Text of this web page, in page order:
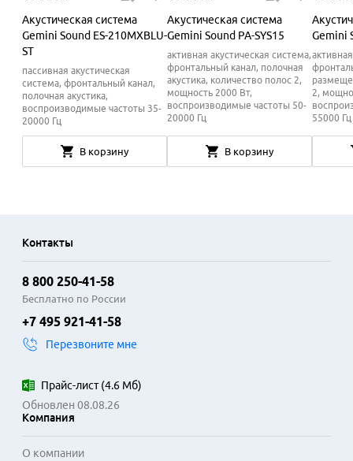
Акустическая система
Gemini Sound ES-210MXBLU-
ST
пассивная акустическая
система, фронтальный канал,
полочная акустика,
воспроизводимые частоты 35-
20000 Гц
В корзину
Акустическая система
Gemini Sound PA-SYS15
активная акустическая система,
фронтальный канал, полочная
акустика, количество полос 2,
мощность 2000 Вт,
воспроизводимые частоты 50-
20000 Гц
В корзину
Gemini
2,
55000 Гц
Контакты
8 800 250-41-58
Бесплатно по России
+7 495 921-41-58
Перезвоните мне
Прайс-лист(4.6 Мб)
Обновлен 08.08.26
Компания
О компании